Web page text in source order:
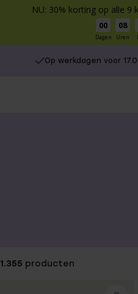
NU: 30% korting op alle 9
00
Dagen
08
Uren
Gratis
1.355 producten